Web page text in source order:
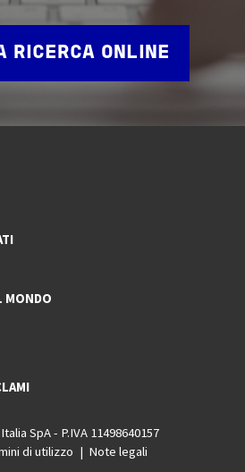
RICERCA ONLINE
MONDO
SpA - P.IVA 11498640157
di utilizzo
Note legali